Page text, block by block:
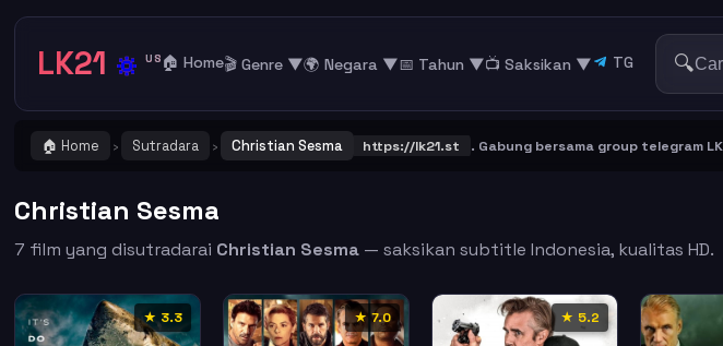
LK21 🔅 US 🏠 Home🎬 Genre ▼🌍 Negara ▼📅 Tahun ▼📺 Saksikan ▼ TG 🔍
🏠 Home › Sutradara › Christian Sesma
! Catat dan Bookmark alamat URL LK21 https://lk21.st . Gabung bersama group telegram LK21 di
Christian Sesma
7 film yang disutradarai Christian Sesma — saksikan subtitle Indonesia, kualitas HD.
★ 3.3 ★ 7.0 ★ 5.2